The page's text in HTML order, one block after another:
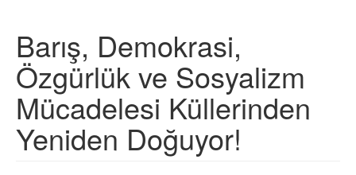
Barış, Demokrasi,
Özgürlük ve Sosyalizm
Mücadelesi Küllerinden
Yeniden Doğuyor!